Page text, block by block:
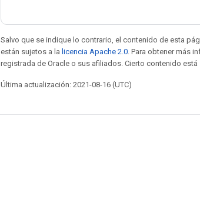
Salvo que se indique lo contrario, el contenido de esta
están sujetos a la licencia Apache 2.0 . Para obtener más
registrada de Oracle o sus afiliados. Cierto contenido está
Última actualización: 2021-08-16 (UTC)